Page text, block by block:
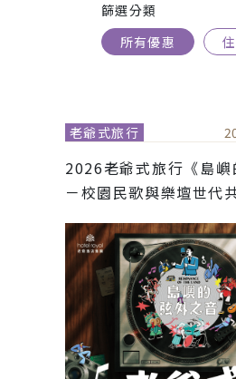
篩選分類
所有優惠
老爺式旅行
2026老爺式旅行《島
－校園民歌與樂壇世代